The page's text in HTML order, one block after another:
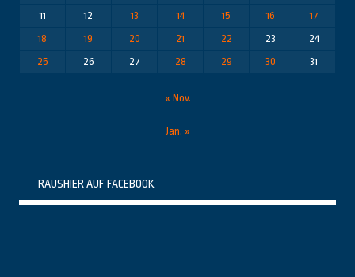
11
12 13 14 15 16
17
18
19 20 21 22 23
24
25
26 27 28 29 30 31
« Nov.
Jan. »
RAUSHIER AUF FACEBOOK